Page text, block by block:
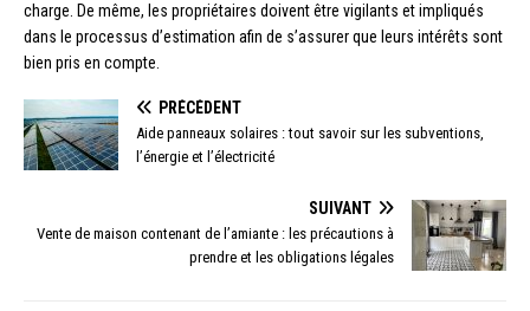
charge. De même, les propriétaires doivent être vigilants et impliqués
dans le processus d’estimation afin de s’assurer que leurs intérêts sont
bien pris en compte.
PRÉCÉDENT
Aide panneaux solaires : tout savoir sur les subventions,
l’énergie et l’électricité
SUIVANT
Vente de maison contenant de l’amiante : les précautions à
prendre et les obligations légales